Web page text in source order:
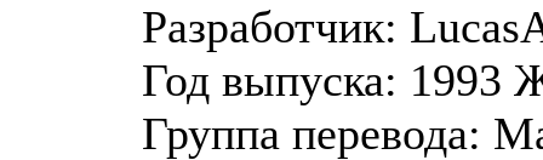
Разработчик:
Год выпуска: 1993
Группа перевода: